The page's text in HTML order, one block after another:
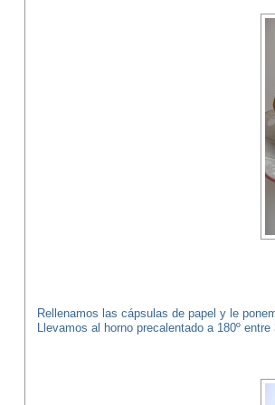
Rellenamos las cápsulas de papel y le
Llevamos al horno precalentado a 180º